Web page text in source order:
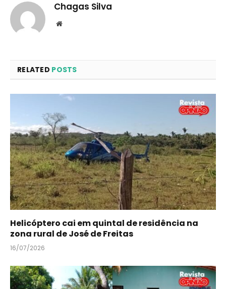
Chagas Silva
Website
RELATED POSTS
Helicóptero cai em quintal de residência na
zona rural de José de Freitas
16/07/2026